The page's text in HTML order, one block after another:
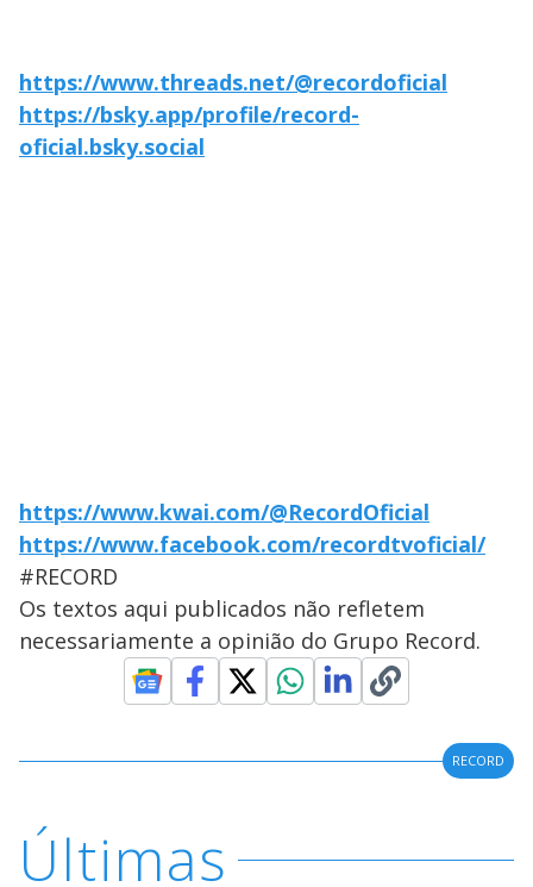
https://www.threads.net/@recordoficial
https://bsky.app/profile/record-
oficial.bsky.social
https://www.kwai.com/@RecordOficial
https://www.facebook.com/recordtvoficial/
#RECORD
Os textos aqui publicados não refletem
necessariamente a opinião do Grupo Record.
RECORD
Últimas